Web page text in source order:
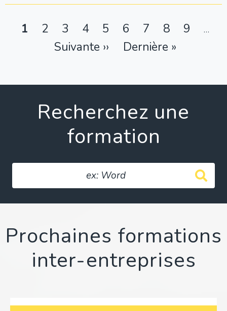
Pagination
Page
courante
1 Page
2 Page
3 Page
4 Page
5 Page
6 Page
7 Page
8 Page
9 …
Suivante ››
Dernière
Dernière »
Recherchez une
formation
Prochaines formations
inter-entreprises